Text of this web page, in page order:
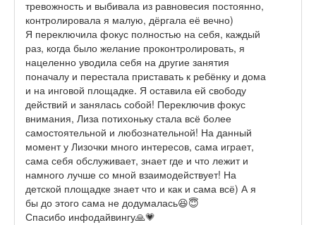
тревожность и выбивала из равновесия постоянно,
контролировала я малую, дёргала её вечно)
Я переключила фокус полностью на себя, каждый
раз, когда было желание проконтролировать, я
нацеленно уводила себя на другие занятия
поначалу и перестала приставать к ребёнку и дома
и на инговой площадке. Я оставила ей свободу
действий и занялась собой! Переключив фокус
внимания, Лиза потихоньку стала всё более
самостоятельной и любознательной! На данный
момент у Лизочки много интересов, сама играет,
сама себя обслуживает, знает где и что лежит и
намного лучше со мной взаимодействует! На
детской площадке знает что и как и сама всё) А я
бы до этого сама не додумалась😆😇
Спасибо инфодайвингу🙏💗